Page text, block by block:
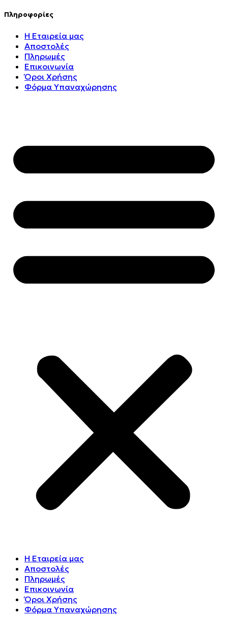
Πληροφορίες
Η Εταιρεία μας
Αποστολές
Πληρωμές
Επικοινωνία
Όροι Χρήσης
Φόρμα Υπαναχώρησης
Η Εταιρεία μας
Αποστολές
Πληρωμές
Επικοινωνία
Όροι Χρήσης
Φόρμα Υπαναχώρησης